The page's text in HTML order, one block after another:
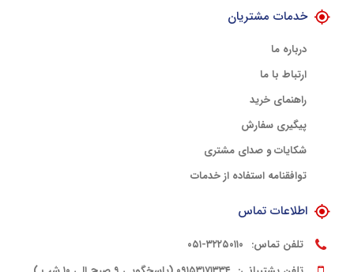
خدمات مشتریان
درباره ما
ارتباط با ما
راهنمای خرید
پیگیری سفارش
شکایات و صدای مشتری
توافقنامه استفاده از خدمات
اطلاعات تماس
تلفن تماس: ۳۲۲۵۰۱۱۰-۰۵۱